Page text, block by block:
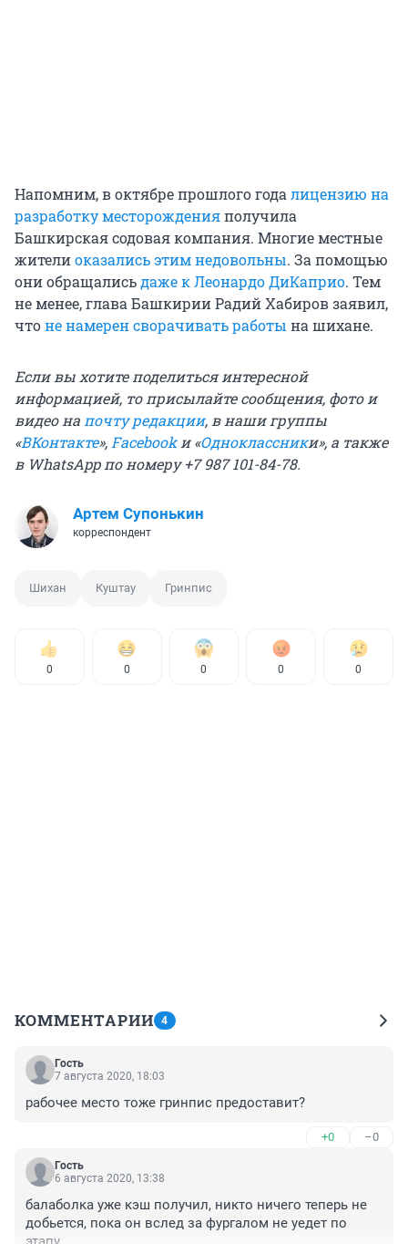
Напомним, в октябре прошлого годалицензию на
разработку месторожденияполучила
Башкирская содовая компания. Многие местные
жителиоказались этим недовольны. За помощью
они обращалисьдаже к Леонардо ДиКаприо. Тем
не менее, глава Башкирии Радий Хабиров заявил,
чтоне намерен сворачивать работы на шихане.
Если вы хотите поделиться интересной
информацией, то присылайте сообщения, фото и
видео напочту редакции, в наши группы
«ВКонтакте»,Facebookи «Одноклассники», а также
в WhatsApp по номеру +7 987 101-84-78.
Артем Супонькин
корреспондент
Шихан Куштау Гринпис
0 0 0 0 0
КОММЕНТАРИИ 4
Гость
7 августа 2020, 18:03
рабочее место тоже гринпис предоставит?
+0 –0
Гость
6 августа 2020, 13:38
балаболка уже кэш получил, никто ничего теперь не
добьется, пока он вслед за фургалом не уедет по